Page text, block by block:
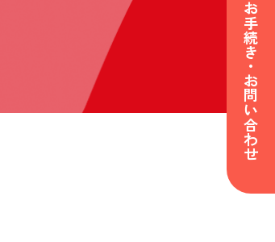
お手続き・お問い合わせ